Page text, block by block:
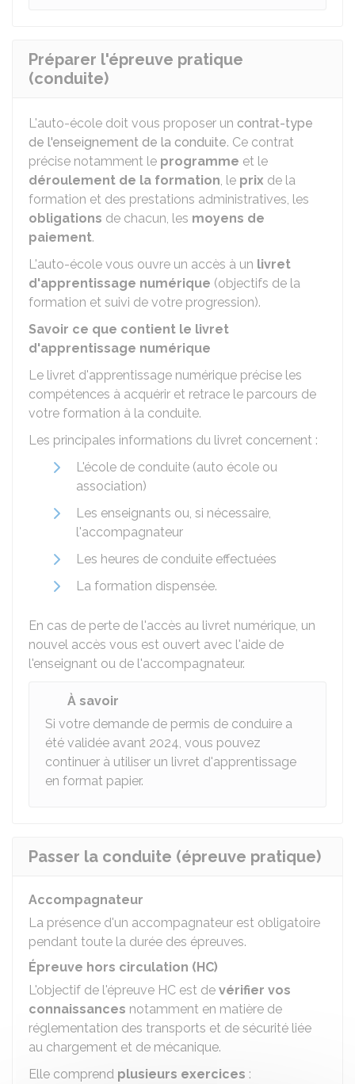
Préparer l'épreuve pratique
(conduite)
L'auto-école doit vous proposer un contrat-type
de l'enseignement de la conduite. Ce contrat
précise notamment le programme et le
déroulement de la formation, le prix de la
formation et des prestations administratives, les
obligations de chacun, les moyens de
paiement.
L'auto-école vous ouvre un accès à un livret
d'apprentissage numérique (objectifs de la
formation et suivi de votre progression).
Savoir ce que contient le livret
d'apprentissage numérique
Le livret d'apprentissage numérique précise les
compétences à acquérir et retrace le parcours de
votre formation à la conduite.
Les principales informations du livret concernent :
L'école de conduite (auto école ou
association)
Les enseignants ou, si nécessaire,
l'accompagnateur
Les heures de conduite effectuées
La formation dispensée.
En cas de perte de l'accès au livret numérique, un
nouvel accès vous est ouvert avec l'aide de
l'enseignant ou de l'accompagnateur.
À savoir
Si votre demande de permis de conduire a
été validée avant 2024, vous pouvez
continuer à utiliser un livret d'apprentissage
en format papier.
Passer la conduite (épreuve pratique)
Accompagnateur
La présence d'un accompagnateur est obligatoire
pendant toute la durée des épreuves.
Épreuve hors circulation (HC)
L'objectif de l'épreuve HC est de vérifier vos
connaissances notamment en matière de
réglementation des transports et de sécurité liée
au chargement et de mécanique.
Elle comprend plusieurs exercices :